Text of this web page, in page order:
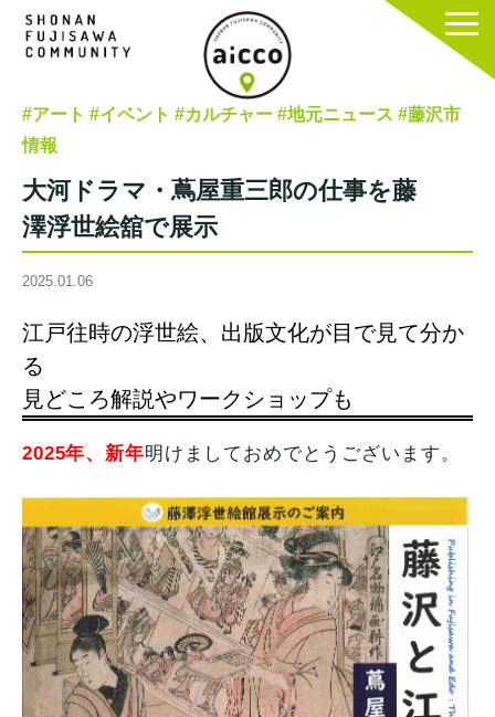
#アート #イベント #カルチャー #地元ニュース #藤沢市
情報
大河ドラマ・蔦屋重三郎の仕事を藤
澤浮世絵舘で展示
2025.01.06
江戸往時の浮世絵、出版文化が目で見て分か
る
見どころ解説やワークショップも
2025年、新年明けましておめでとうございます。